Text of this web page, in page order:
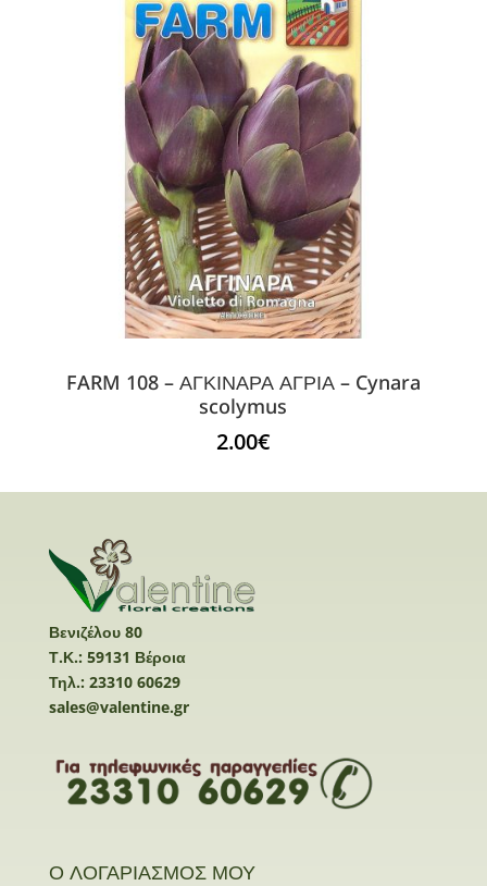
FARM 108 – ΑΓΚΙΝΑΡΑ ΑΓΡΙΑ – Cynara
scolymus
2.00€
Βενιζέλου 80
Τ.Κ.: 59131 Βέροια
Τηλ.: 23310 60629
sales@valentine.gr
Ο ΛΟΓΑΡΙΑΣΜΟΣ ΜΟΥ